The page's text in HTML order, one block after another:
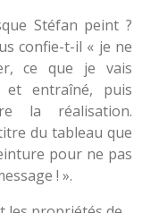
Stéfan peint ?
confie-t-il « je ne
ce que je vais
et entraîné, puis
la réalisation.
du tableau que
pour ne pas
! ».